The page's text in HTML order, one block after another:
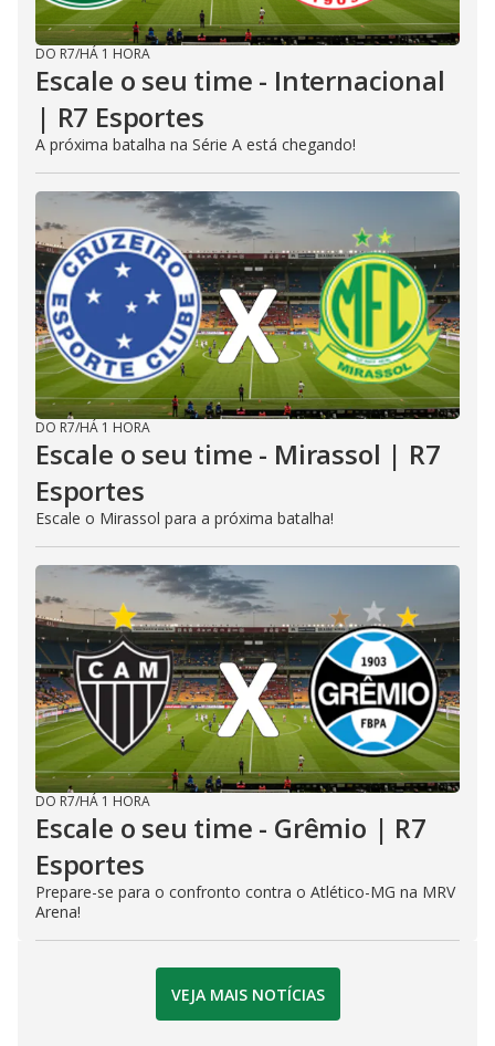
DO R7/HÁ 1 HORA
Escale o seu time - Internacional
| R7 Esportes
A próxima batalha na Série A está chegando!
DO R7/HÁ 1 HORA
Escale o seu time - Mirassol | R7
Esportes
Escale o Mirassol para a próxima batalha!
DO R7/HÁ 1 HORA
Escale o seu time - Grêmio | R7
Esportes
Prepare-se para o confronto contra o Atlético-MG na MRV
Arena!
VEJA MAIS NOTÍCIAS